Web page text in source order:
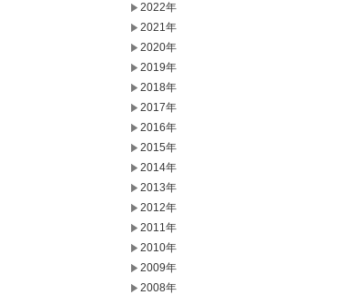
2022年
2021年
2020年
2019年
2018年
2017年
2016年
2015年
2014年
2013年
2012年
2011年
2010年
2009年
2008年